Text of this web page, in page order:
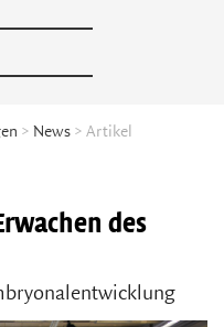
> News > Artikel
des